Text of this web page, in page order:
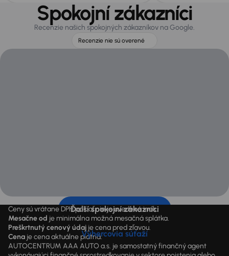
Spokojní zákazníci
Recenzie našich spokojných zákazníkov na Google.
Recenzie nie sú overené
Ďalší spokojní zákazníci
Výhercovia súťaží
Ceny sú vrátane DPH pokiaľ nie je uvedené inak.
Mesačne od je minimálna možná mesačná splátka.
Preškrtnutý cenový údaj je cena pred zľavou.
Cena je cena aktuálne platná.
AUTOCENTRUM AAA AUTO a.s. je samostatný finančný agent